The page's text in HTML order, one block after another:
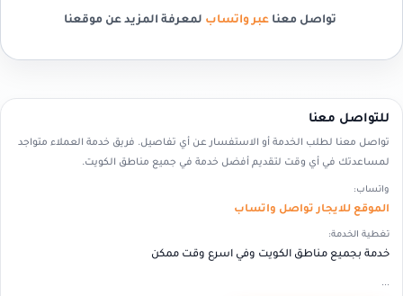
تواصل معنا عبر واتساب لمعرفة المزيد عن موقعنا
للتواصل معنا
تواصل معنا لطلب الخدمة أو الاستفسار عن أي تفاصيل. فريق خدمة العملاء متواجد
لمساعدتك في أي وقت لتقديم أفضل خدمة في جميع مناطق الكويت.
واتساب:
الموقع للايجار تواصل واتساب
تغطية الخدمة:
خدمة بجميع مناطق الكويت وفي اسرع وقت ممكن
...